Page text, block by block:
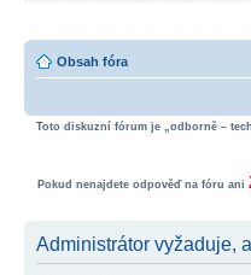
Obsah fóra
Toto diskuzní fórum je „odborně –
Pokud nenajdete odpověď na fóru ani
Administrátor vyžaduje,